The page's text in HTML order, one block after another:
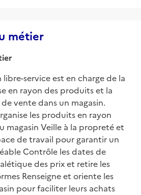
métier
service est en charge de la
en rayon des produits et la
vente dans un magasin.
les produits en rayon
magasin Veille à la propreté et
de travail pour garantir un
Contrôle les dates de
des prix et retire les
Renseigne et oriente les
pour faciliter leurs achats